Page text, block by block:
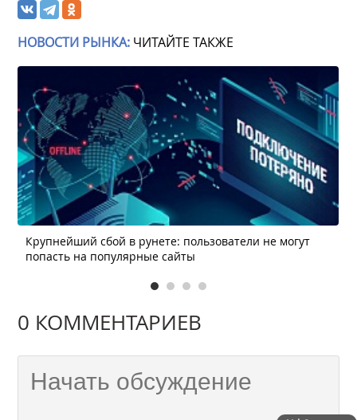
НОВОСТИ РЫНКА: ЧИТАЙТЕ ТАКЖЕ
Крупнейший сбой в рунете: пользователи не могут
попасть на популярные сайты
0 КОММЕНТАРИЕВ